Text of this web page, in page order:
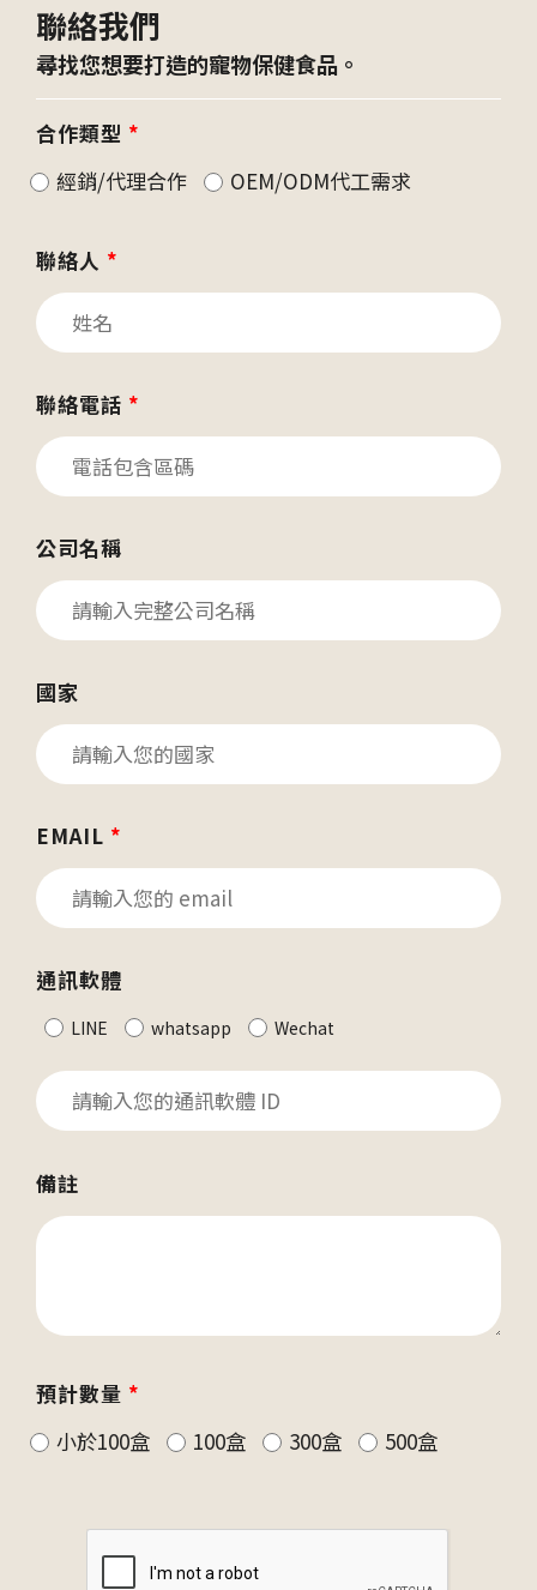
聯絡我們
尋找您想要打造的寵物保健食品。
合作類型 *
經銷/代理合作
OEM/ODM代工需求
聯絡人 *
聯絡電話 *
公司名稱
國家
EMAIL *
通訊軟體
LINE whatsapp Wechat
備註
預計數量 *
小於100盒
100盒 300盒 500盒